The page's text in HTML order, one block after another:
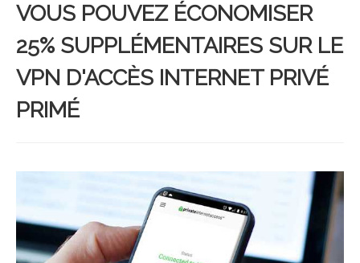
VOUS POUVEZ ÉCONOMISER
25% SUPPLÉMENTAIRES SUR LE
VPN D'ACCÈS INTERNET PRIVÉ
PRIMÉ